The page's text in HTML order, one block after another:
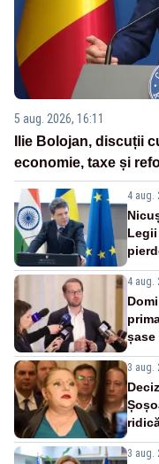
5 aug. 2026, 16:11
Ilie Bolojan, discuții
economie, taxe și
4 aug.
4 aug.
șase
3 aug.
3 aug.